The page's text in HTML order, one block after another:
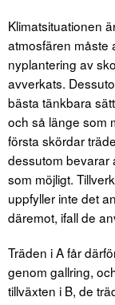
Klimatsituationen
atmosfären måste
nyplantering av
avverkats.
bästa tänkbara
och så länge som
första skördar
dessutom bevarar
som möjligt.
uppfyller inte det
däremot, ifall de
Träden i A får
genom gallring,
tillväxten i B, de